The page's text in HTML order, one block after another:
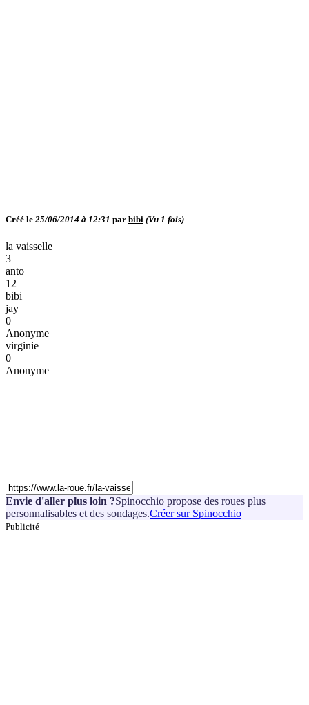
Créé le 25/06/2014 à 12:31 par bibi (Vu 1 fois)
la vaisselle
3
anto
12
bibi
jay
0
Anonyme
virginie
0
Anonyme
Envie d'aller plus loin ?Spinocchio propose des roues plus
personnalisables et des sondages.Créer sur Spinocchio
Publicité